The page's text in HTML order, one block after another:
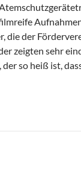
die der
zeigten sehr
so heiß ist,